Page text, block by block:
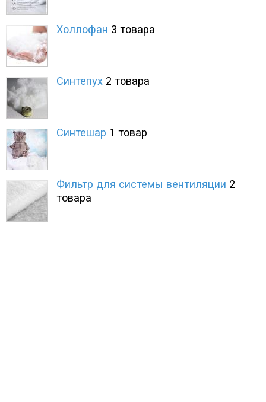
Холлофан 3 товара
Синтепух 2 товара
Синтешар 1 товар
Фильтр для системы вентиляции 2
товара